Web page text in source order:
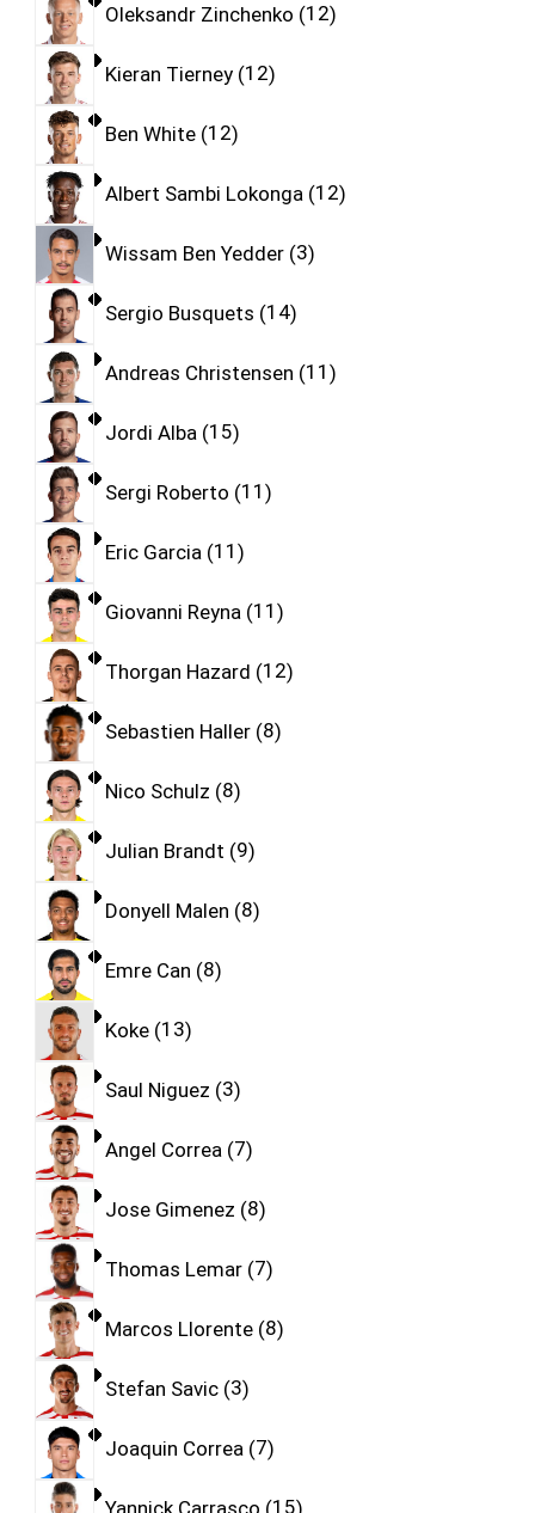
Oleksandr Zinchenko 12
Kieran Tierney 12
Ben White 12
Albert Sambi Lokonga 12
Wissam Ben Yedder 3
Sergio Busquets 14
Andreas Christensen 11
Jordi Alba 15
Sergi Roberto 11
Eric Garcia 11
Giovanni Reyna 11
Thorgan Hazard 12
Sebastien Haller 8
Nico Schulz 8
Julian Brandt 9
Donyell Malen 8
Emre Can 8
Koke 13
Saul Niguez 3
Angel Correa 7
Jose Gimenez 8
Thomas Lemar 7
Marcos Llorente 8
Stefan Savic 3
Joaquin Correa 7
Yannick Carrasco 15